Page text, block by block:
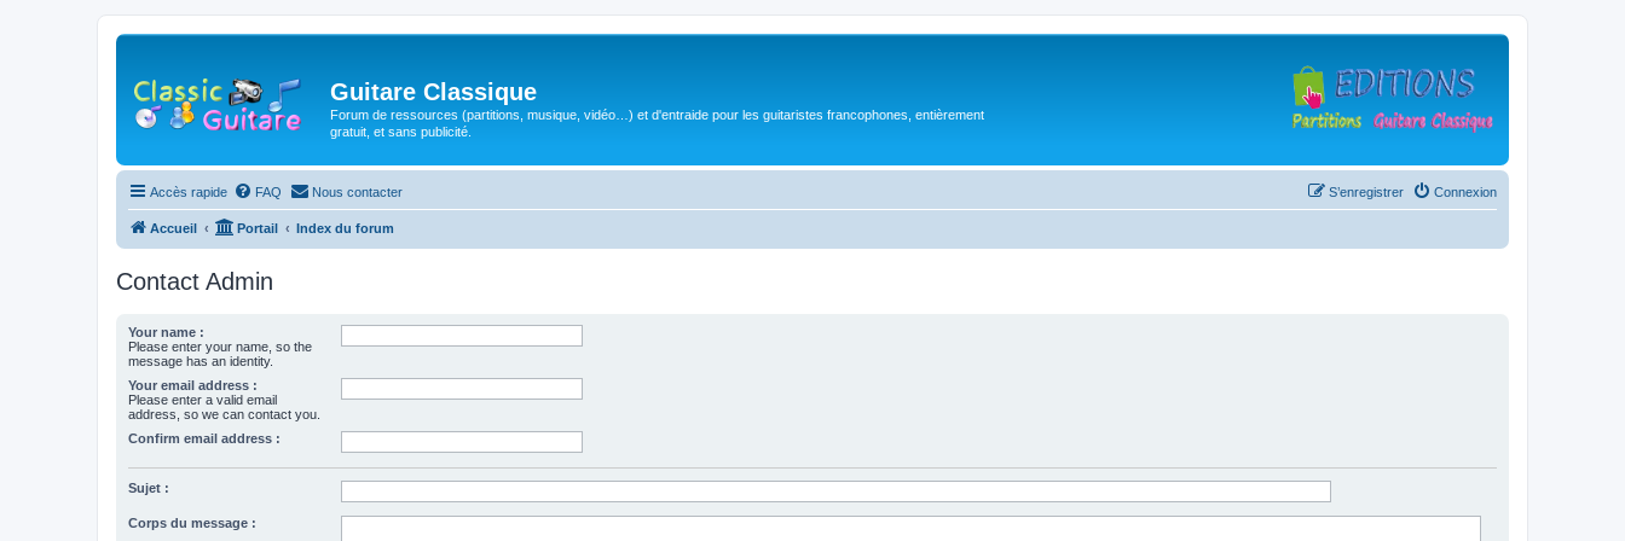
Guitare Classique
Forum de ressources (partitions, musique, vidéo…) et d'entraide pour les guitaristes francophones, entièrement
gratuit, et sans publicité.
Accès rapide FAQ Nous contacter Connexion
S’enregistrer
Accueil Portail Index du forum
Contact Admin
Your name :
Please enter your name, so the
message has an identity.
Your email address :
Please enter a valid email
address, so we can contact you.
Confirm email address :
Sujet :
Corps du message :